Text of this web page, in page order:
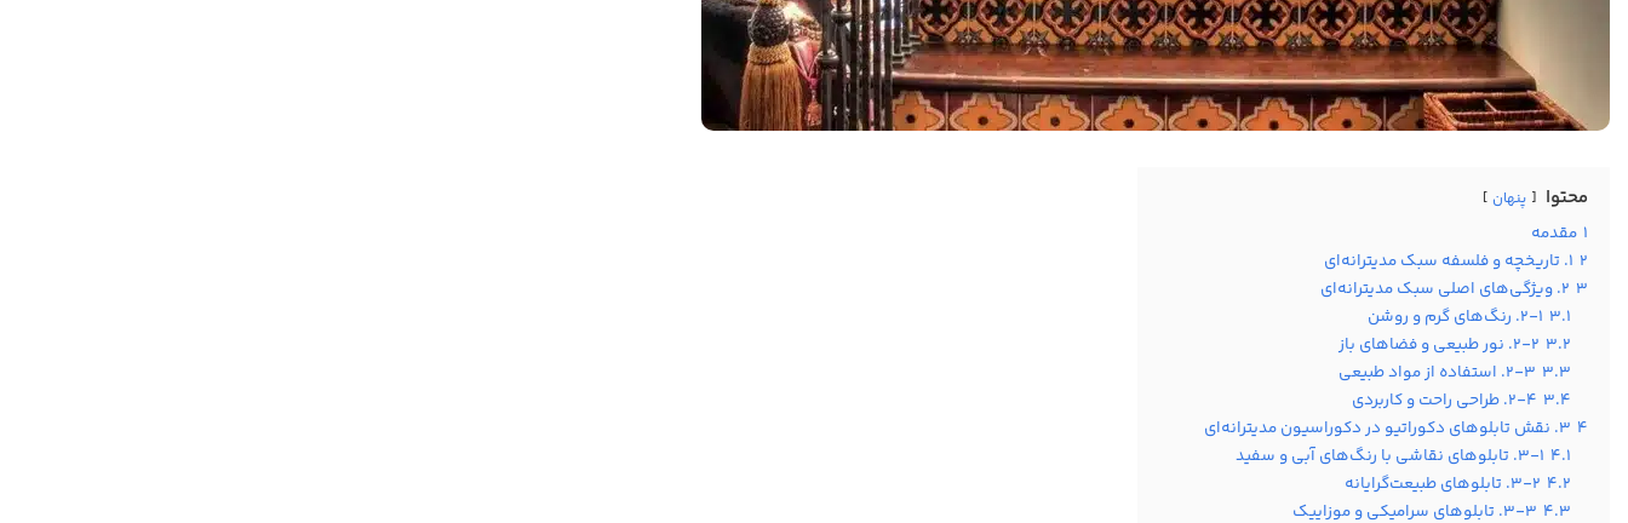
محتوا پنهان
1 مقدمه
2 ۱. تاریخچه و فلسفه سبک مدیترانه‌ای
3 ۲. ویژگی‌های اصلی سبک مدیترانه‌ای
3.1 ۲-۱. رنگ‌های گرم و روشن
3.2 ۲-۲. نور طبیعی و فضاهای باز
3.3 ۲-۳. استفاده از مواد طبیعی
3.4 ۲-۴. طراحی راحت و کاربردی
4 ۳. نقش تابلوهای دکوراتیو در دکوراسیون مدیترانه‌ای
4.1 ۳-۱. تابلوهای نقاشی با رنگ‌های آبی و سفید
4.2 ۳-۲. تابلوهای طبیعت‌گرایانه
4.3 ۳-۳. تابلوهای سرامیکی و موزاییک